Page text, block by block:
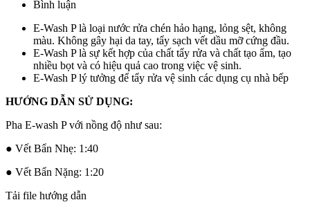
Bình luận
E-Wash P là loại nước rửa chén hảo hạng, lỏng sệt, không
màu. Không gây hại da tay, tẩy sạch vết dầu mỡ cứng đầu.
E-Wash P là sự kết hợp của chất tẩy rửa và chất tạo ẩm, tạo
nhiều bọt và có hiệu quả cao trong việc vệ sinh.
E-Wash P lý tưởng để tẩy rửa vệ sinh các dụng cụ nhà bếp
HƯỚNG DẪN SỬ DỤNG:
Pha E-wash P với nồng độ như sau:
● Vết Bẩn Nhẹ: 1:40
● Vết Bẩn Nặng: 1:20
Tải file hướng dẫn